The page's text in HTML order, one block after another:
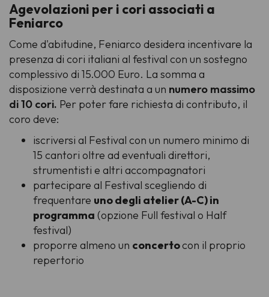
Agevolazioni per i cori associati a
Feniarco
Come d'abitudine, Feniarco desidera incentivare la
presenza di cori italiani al festival con un sostegno
complessivo di 15.000 Euro. La somma a
disposizione verrà destinata a un numero massimo
di 10 cori. Per poter fare richiesta di contributo, il
coro deve:
iscriversi al Festival con un numero minimo di
15 cantori oltre ad eventuali direttori,
strumentisti e altri accompagnatori
partecipare al Festival scegliendo di
frequentare uno degli atelier (A-C) in
programma (opzione Full festival o Half
festival)
proporre almeno un concertocon il proprio
repertorio